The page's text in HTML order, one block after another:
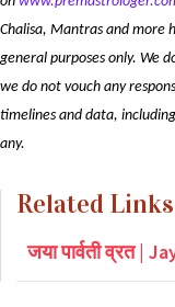
Chalisa, Mantras and more
general purposes only. We
we do not vouch any
timelines and data,
any.
Related Links
जया पार्वती व्रत |